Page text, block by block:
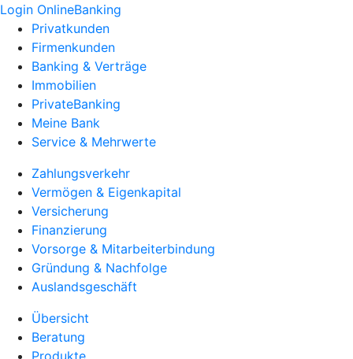
Login OnlineBanking
Privatkunden
Firmenkunden
Banking & Verträge
Immobilien
PrivateBanking
Meine Bank
Service & Mehrwerte
Zahlungsverkehr
Vermögen & Eigenkapital
Versicherung
Finanzierung
Vorsorge & Mitarbeiterbindung
Gründung & Nachfolge
Auslandsgeschäft
Übersicht
Beratung
Produkte